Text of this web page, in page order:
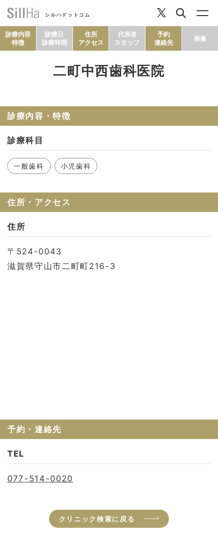
シルハドットコム
セルフチェック
診療内容
特徴
診療日
診療時間
住所
アクセス
代表者
スタッフ
予約
連絡先
画像
二町中西歯科医院
診療内容・特徴
診療科目
一般歯科 小児歯科
住所・アクセス
住所
〒524-0043
滋賀県守山市二町町216-3
予約・連絡先
TEL
077-514-0020
クリニック検索に戻る